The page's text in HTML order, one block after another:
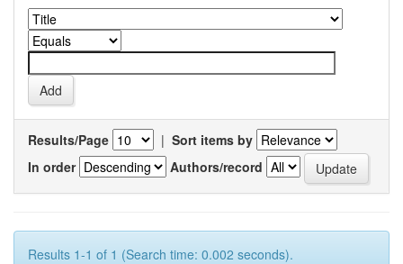
Results/Page | Sort items by
In order
Authors/record
Results 1-1 of 1 (Search time: 0.002 seconds).